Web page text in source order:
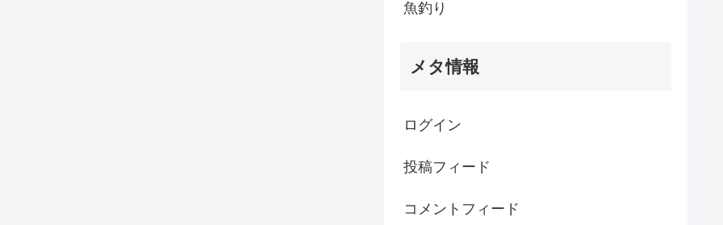
魚釣り
メタ情報
ログイン
投稿フィード
コメントフィード